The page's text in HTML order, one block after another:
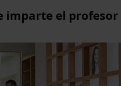
imparte el profesor